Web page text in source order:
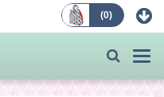
(0)